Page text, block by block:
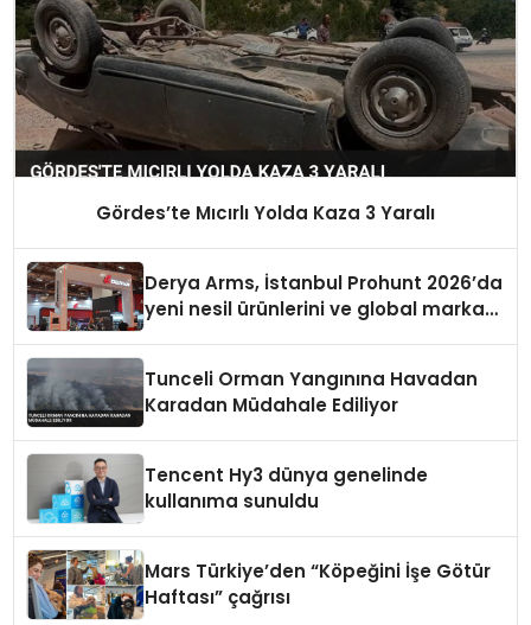
Gördes’te Mıcırlı Yolda Kaza 3 Yaralı
Derya Arms, İstanbul Prohunt 2026’da
yeni nesil ürünlerini ve global marka
Tunceli Orman Yangınına Havadan
Karadan Müdahale Ediliyor
Tencent Hy3 dünya genelinde
kullanıma sunuldu
Mars Türkiye’den “Köpeğini İşe Götür
Haftası” çağrısı